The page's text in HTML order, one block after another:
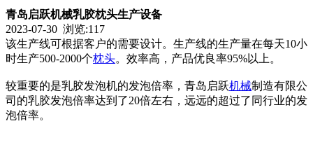
青岛启跃机械乳胶枕头生产设备
2023-07-30 浏览:117
该生产线可根据客户的需要设计。生产线的生产量在每天10小
时生产500-2000个枕头。效率高，产品优良率95%以上。
较重要的是乳胶发泡机的发泡倍率，青岛启跃机械制造有限公
司的乳胶发泡倍率达到了20倍左右，远远的超过了同行业的发
泡倍率。